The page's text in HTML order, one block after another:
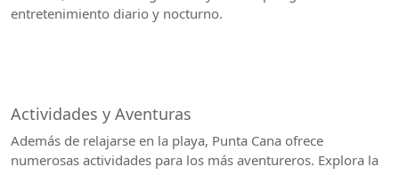
entretenimiento diario y nocturno.
Actividades y Aventuras
Además de relajarse en la playa, Punta Cana ofrece
numerosas actividades para los más aventureros. Explora la